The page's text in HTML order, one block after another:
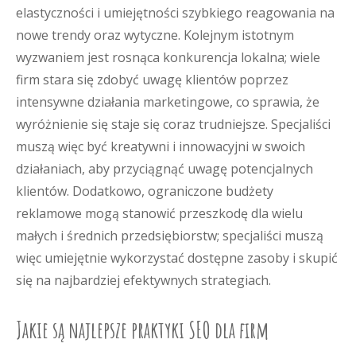
elastyczności i umiejętności szybkiego reagowania na
nowe trendy oraz wytyczne. Kolejnym istotnym
wyzwaniem jest rosnąca konkurencja lokalna; wiele
firm stara się zdobyć uwagę klientów poprzez
intensywne działania marketingowe, co sprawia, że
wyróżnienie się staje się coraz trudniejsze. Specjaliści
muszą więc być kreatywni i innowacyjni w swoich
działaniach, aby przyciągnąć uwagę potencjalnych
klientów. Dodatkowo, ograniczone budżety
reklamowe mogą stanowić przeszkodę dla wielu
małych i średnich przedsiębiorstw; specjaliści muszą
więc umiejętnie wykorzystać dostępne zasoby i skupić
się na najbardziej efektywnych strategiach.
Jakie są najlepsze praktyki SEO dla firm